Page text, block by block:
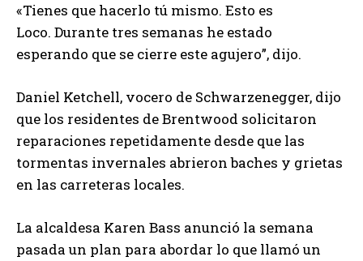
«Tienes que hacerlo tú mismo. Esto es
Loco. Durante tres semanas he estado
esperando que se cierre este agujero”, dijo.
Daniel Ketchell, vocero de Schwarzenegger, dijo
que los residentes de Brentwood solicitaron
reparaciones repetidamente desde que las
tormentas invernales abrieron baches y grietas
en las carreteras locales.
La alcaldesa Karen Bass anunció la semana
pasada un plan para abordar lo que llamó un